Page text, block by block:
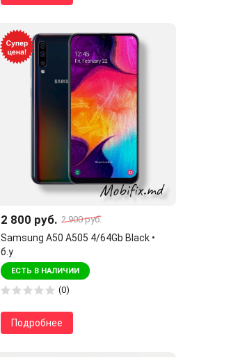
2 800 руб. 2 900 руб.
Samsung A50 A505 4/64Gb Black •
б.у
ЕСТЬ В НАЛИЧИИ
(0)
Подробнее